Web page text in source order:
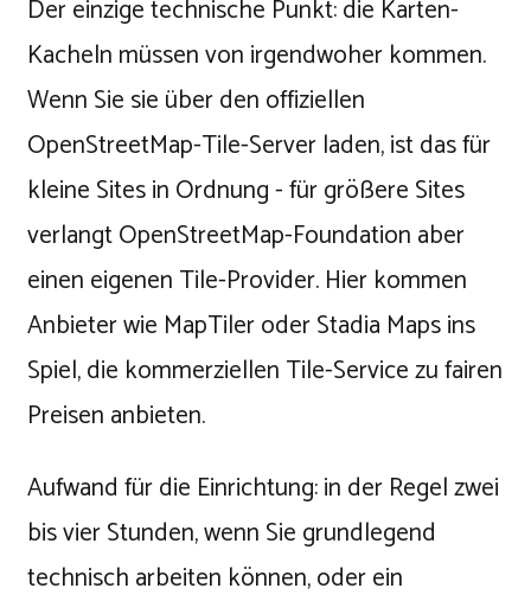
Der einzige technische Punkt: die Karten-
Kacheln müssen von irgendwoher kommen.
Wenn Sie sie über den offiziellen
OpenStreetMap-Tile-Server laden, ist das für
kleine Sites in Ordnung - für größere Sites
verlangt OpenStreetMap-Foundation aber
einen eigenen Tile-Provider. Hier kommen
Anbieter wie MapTiler oder Stadia Maps ins
Spiel, die kommerziellen Tile-Service zu fairen
Preisen anbieten.
Aufwand für die Einrichtung: in der Regel zwei
bis vier Stunden, wenn Sie grundlegend
technisch arbeiten können, oder ein